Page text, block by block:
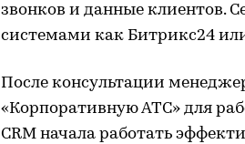
звонков и данные клиентов.
системами как Битрикс24
После консультации
«Корпоративную АТС» для
CRM начала работать